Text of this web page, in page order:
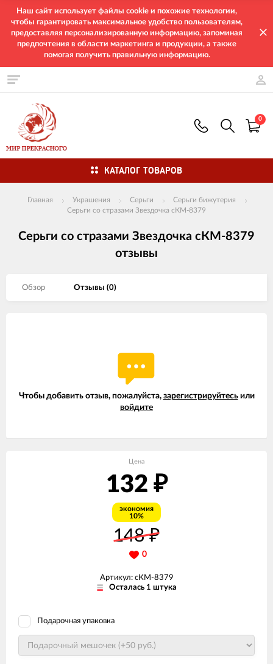
Наш сайт использует файлы cookie и похожие технологии,
чтобы гарантировать максимальное удобство пользователям,
предоставляя персонализированную информацию, запоминая
предпочтения в области маркетинга и продукции, а также
помогая получить правильную информацию.
0
КАТАЛОГ ТОВАРОВ
Главная Украшения Серьги
Серьги бижутерия
Серьги со стразами Звездочка сКМ-8379
Серьги со стразами Звездочка сКМ-8379
отзывы
Обзор Отзывы (0)
Чтобы добавить отзыв, пожалуйста, зарегистрируйтесьили
войдите
Цена
132 ₽
экономия
10%
148₽
0
Артикул: сКМ-8379
Осталась 1 штука
Подарочная упаковка